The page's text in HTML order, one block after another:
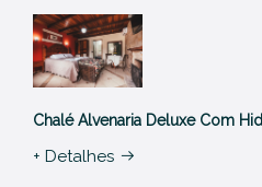
Chalé Alvenaria Deluxe Com
+ Detalhes